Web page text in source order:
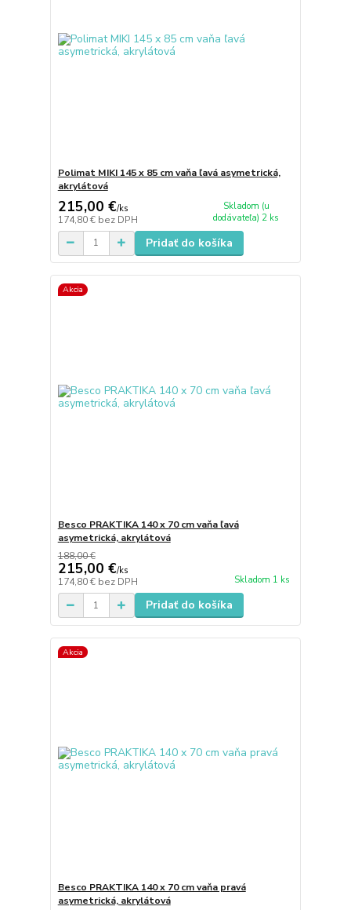
Polimat MIKI 145 x 85 cm vaňa ľavá asymetrická,
akrylátová
215,00 €/ks
174,80 € bez DPH
Skladom (u
dodávateľa) 2 ks
Pridať do košíka
Akcia
Besco PRAKTIKA 140 x 70 cm vaňa ľavá
asymetrická, akrylátová
188,00 €
215,00 €/ks
174,80 € bez DPH Skladom 1 ks
Pridať do košíka
Akcia
Besco PRAKTIKA 140 x 70 cm vaňa pravá
asymetrická, akrylátová